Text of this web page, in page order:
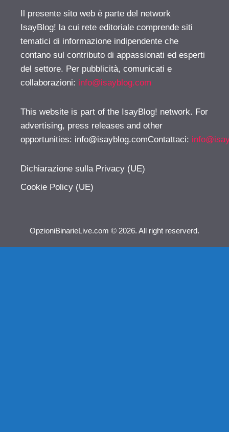
Il presente sito web è parte del network
IsayBlog! la cui rete editoriale comprende siti
tematici di informazione indipendente che
contano sul contributo di appassionati ed esperti
del settore. Per pubblicità, comunicati e
collaborazioni: info@isayblog.com
This website is part of the IsayBlog! network. For
advertising, press releases and other
opportunities: info@isayblog.comContattaci:
Dichiarazione sulla Privacy (UE)
Cookie Policy (UE)
OpzioniBinarieLive.com © 2026. All right reserverd.